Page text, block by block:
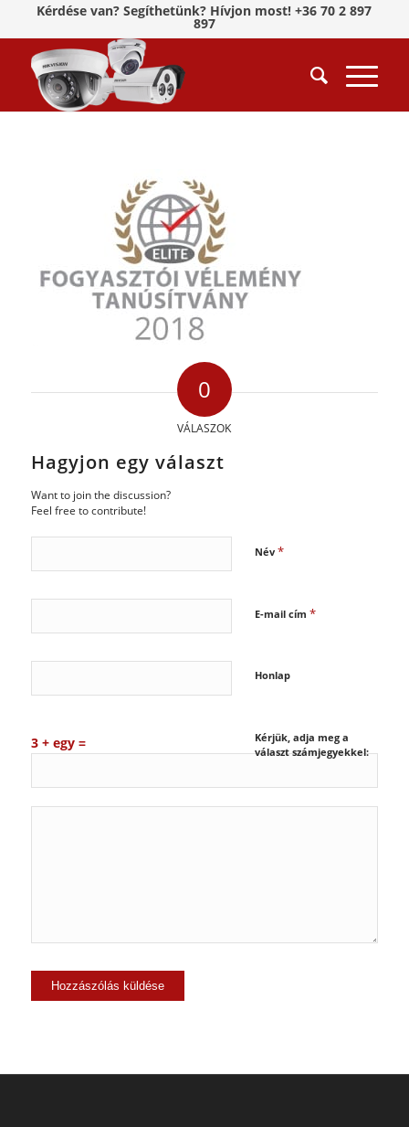
Kérdése van? Segíthetünk? Hívjon most! +36 70 2 897
897
0
VÁLASZOK
Hagyjon egy választ
Want to join the discussion?
Feel free to contribute!
Név *
E-mail cím *
Honlap
Kérjük, adja meg a
választ számjegyekkel:
3 + egy =